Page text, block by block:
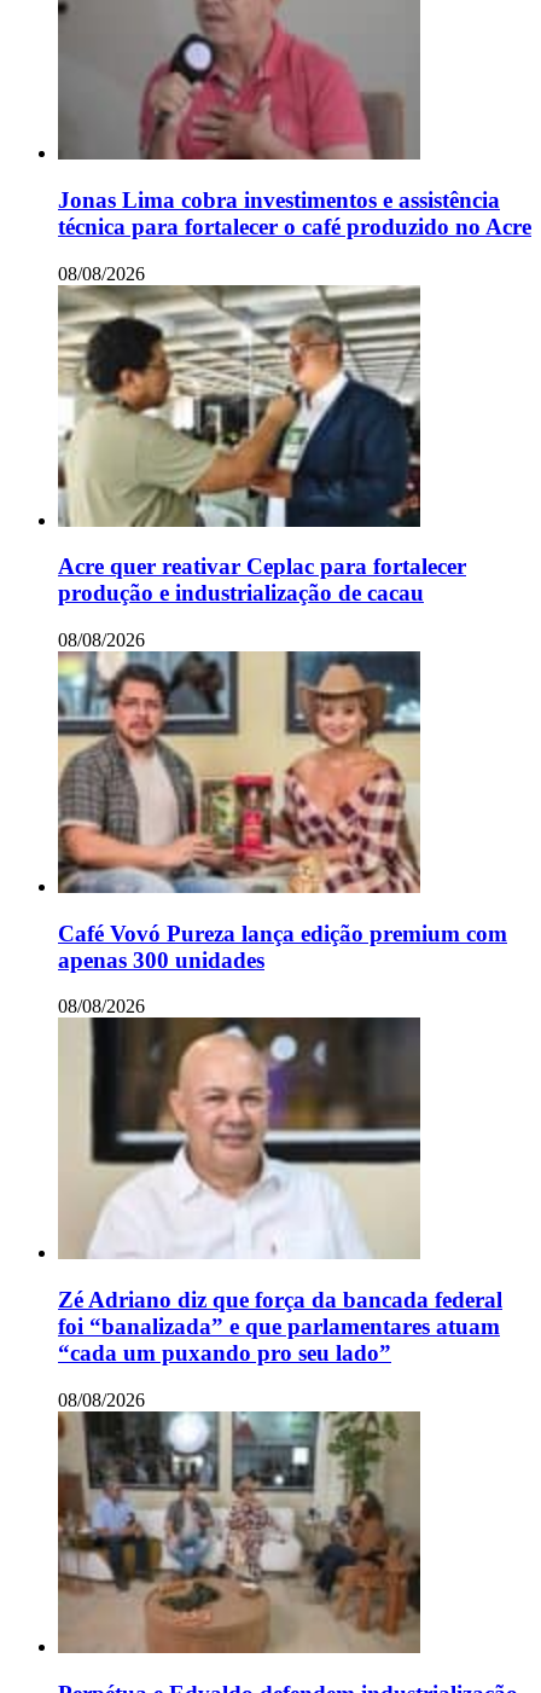
Jonas Lima cobra investimentos e assistência
técnica para fortalecer o café produzido no Acre
08/08/2026
Acre quer reativar Ceplac para fortalecer
produção e industrialização de cacau
08/08/2026
Café Vovó Pureza lança edição premium com
apenas 300 unidades
08/08/2026
Zé Adriano diz que força da bancada federal
foi “banalizada” e que parlamentares atuam
“cada um puxando pro seu lado”
08/08/2026